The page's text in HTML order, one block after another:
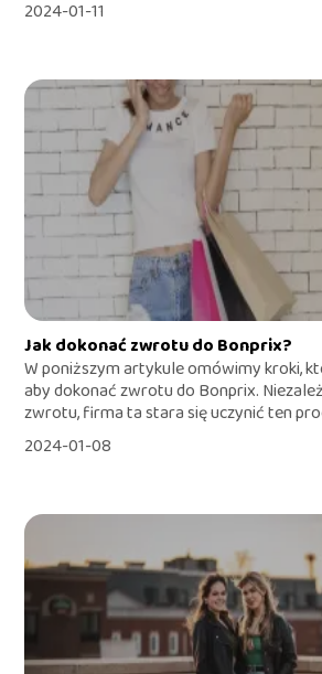
2024-01-11
Jak dokonać zwrotu do Bonprix?
W poniższym artykule omówimy kroki,
aby dokonać zwrotu do Bonprix.
zwrotu, firma ta stara się uczynić ten
2024-01-08